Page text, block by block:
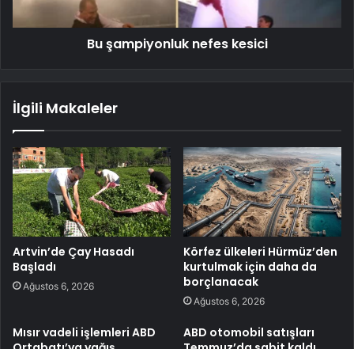
Bu şampiyonluk nefes kesici
İlgili Makaleler
Artvin’de Çay Hasadı
Başladı
Ağustos 6, 2026
Körfez ülkeleri Hürmüz’den
kurtulmak için daha da
borçlanacak
Ağustos 6, 2026
Mısır vadeli işlemleri ABD
ABD otomobil satışları